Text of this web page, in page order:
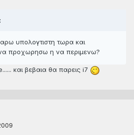
υπολογτιστη τωρα και
να προχωρησω η να περιμενω?
και βεβαια θα παρεις i7